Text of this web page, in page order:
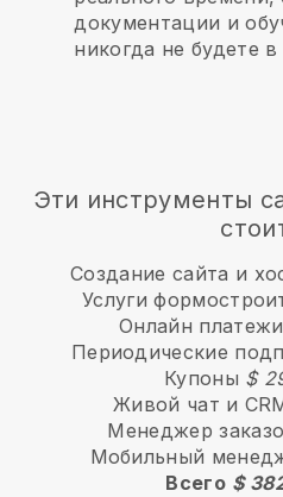
документации и
никогда не будете
Эти инструменты
Создание сайта и
Услуги
Онлайн платежи
Периодические
Купоны $
Живой чат и
Менеджер
Мобильный
Всего $